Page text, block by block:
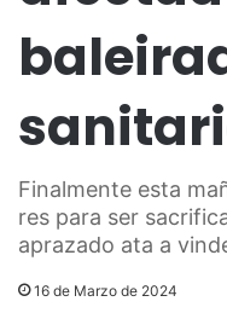
Finalmente esta
res para ser
aprazado ata a
16 de Marzo de 2024